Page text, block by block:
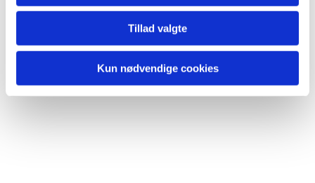
Tillad valgte
Kun nødvendige cookies